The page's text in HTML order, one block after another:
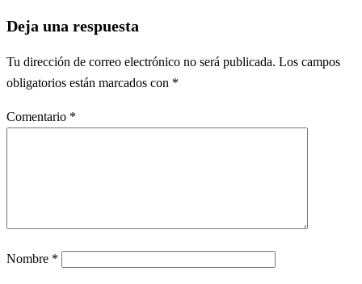
Deja una respuesta
Tu dirección de correo electrónico no será publicada. Los campos
obligatorios están marcados con *
Comentario *
Nombre *